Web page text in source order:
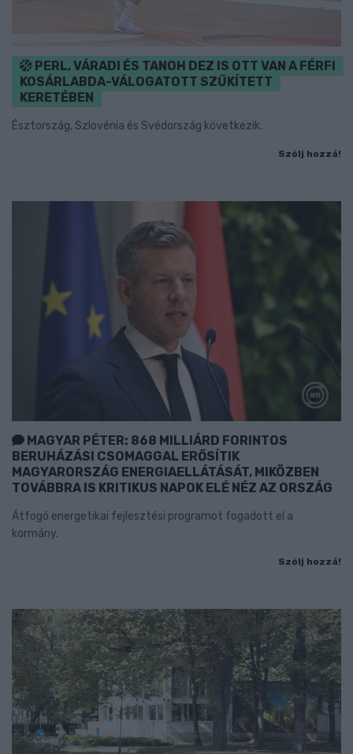
PERL, VÁRADI ÉS TANOH DEZ IS OTT VAN A FÉRFI
KOSÁRLABDA-VÁLOGATOTT SZŰKÍTETT
KERETÉBEN
Észtország, Szlovénia és Svédország következik.
Szólj hozzá!
MAGYAR PÉTER: 868 MILLIÁRD FORINTOS
BERUHÁZÁSI CSOMAGGAL ERŐSÍTIK
MAGYARORSZÁG ENERGIAELLÁTÁSÁT, MIKÖZBEN
TOVÁBBRA IS KRITIKUS NAPOK ELÉ NÉZ AZ ORSZÁG
Átfogó energetikai fejlesztési programot fogadott el a
kormány.
Szólj hozzá!